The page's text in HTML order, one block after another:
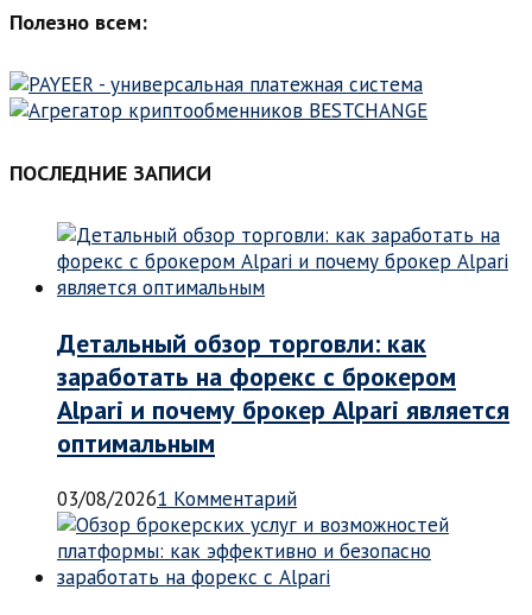
Полезно всем:
ПОСЛЕДНИЕ ЗАПИСИ
Детальный обзор торговли: как
заработать на форекс с брокером
Alpari и почему брокер Alpari является
оптимальным
03/08/20261 Комментарий